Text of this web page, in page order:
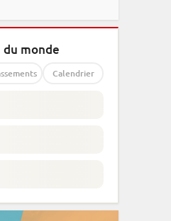
du monde
Calendrier